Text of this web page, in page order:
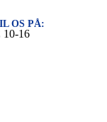
OS PÅ:
10-16